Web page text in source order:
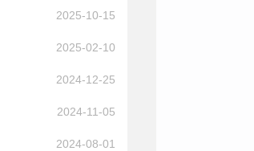
2025-10-15
2025-02-10
2024-12-25
2024-11-05
2024-08-01